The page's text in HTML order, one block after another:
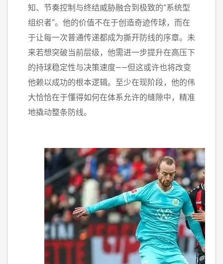
知、节奏控制与终结威胁融合到极致的“系统型
组织者”。他的价值不在于创造奇迹传球，而在
于让每一次普通传递都成为撕开防线的序章。未
来若想突破当前层级，他需进一步提升在高压下
的持球稳定性与决策速度——但这或许也将改变
他赖以成功的根本逻辑。至少在现阶段，他的伟
大恰恰在于懂得如何在体系允许的缝隙中，精准
地撬动整条防线。